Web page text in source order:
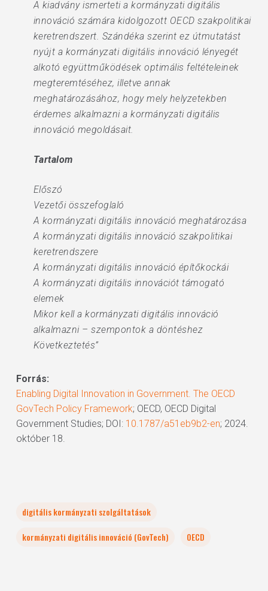
A kiadvány ismerteti a kormányzati digitális
innováció számára kidolgozott OECD szakpolitikai
keretrendszert. Szándéka szerint ez útmutatást
nyújt a kormányzati digitális innováció lényegét
alkotó együttműködések optimális feltételeinek
megteremtéséhez, illetve annak
meghatározásához, hogy mely helyzetekben
érdemes alkalmazni a kormányzati digitális
innováció megoldásait.
Tartalom
Előszó
Vezetői összefoglaló
A kormányzati digitális innováció meghatározása
A kormányzati digitális innováció szakpolitikai
keretrendszere
A kormányzati digitális innováció építőkockái
A kormányzati digitális innovációt támogató
elemek
Mikor kell a kormányzati digitális innováció
alkalmazni – szempontok a döntéshez
Következtetés”
Forrás:
Enabling Digital Innovation in Government. The OECD
GovTech Policy Framework; OECD, OECD Digital
Government Studies; DOI: 10.1787/a51eb9b2-en; 2024.
október 18.
digitális kormányzati szolgáltatások
kormányzati digitális innováció (GovTech)
OECD